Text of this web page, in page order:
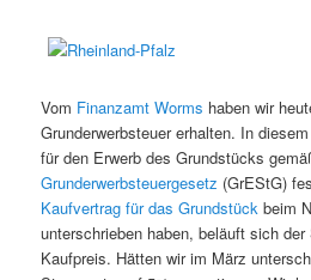
Vom Finanzamt Worms haben wir
Grunderwerbsteuer erhalten. In
für den Erwerb des Grundstücks
Grunderwerbsteuergesetz (GrEStG)
Kaufvertrag für das Grundstück beim
unterschrieben haben, beläuft sich
Kaufpreis. Hätten wir im März